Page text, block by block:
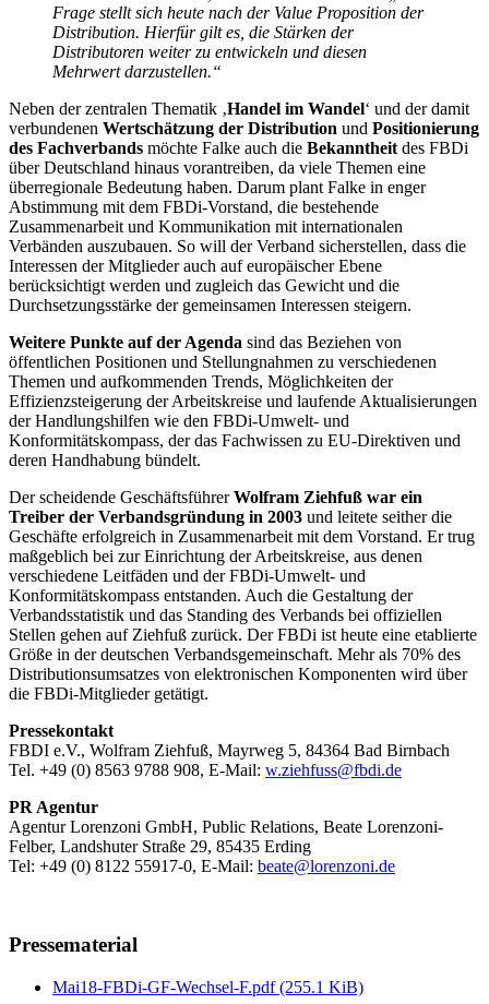
Frage stellt sich heute nach der Value Proposition der
Distribution. Hierfür gilt es, die Stärken der
Distributoren weiter zu entwickeln und diesen
Mehrwert darzustellen.“
Neben der zentralen Thematik ‚Handel im Wandel‘ und der damit
verbundenen Wertschätzung der Distribution und Positionierung
des Fachverbands möchte Falke auch die Bekanntheit des FBDi
über Deutschland hinaus vorantreiben, da viele Themen eine
überregionale Bedeutung haben. Darum plant Falke in enger
Abstimmung mit dem FBDi-Vorstand, die bestehende
Zusammenarbeit und Kommunikation mit internationalen
Verbänden auszubauen. So will der Verband sicherstellen, dass die
Interessen der Mitglieder auch auf europäischer Ebene
berücksichtigt werden und zugleich das Gewicht und die
Durchsetzungsstärke der gemeinsamen Interessen steigern.
Weitere Punkte auf der Agenda sind das Beziehen von
öffentlichen Positionen und Stellungnahmen zu verschiedenen
Themen und aufkommenden Trends, Möglichkeiten der
Effizienzsteigerung der Arbeitskreise und laufende Aktualisierungen
der Handlungshilfen wie den FBDi-Umwelt- und
Konformitätskompass, der das Fachwissen zu EU-Direktiven und
deren Handhabung bündelt.
Der scheidende GeschäftsführerWolfram Ziehfuß war ein
Treiber der Verbandsgründung in 2003 und leitete seither die
Geschäfte erfolgreich in Zusammenarbeit mit dem Vorstand. Er trug
maßgeblich bei zur Einrichtung der Arbeitskreise, aus denen
verschiedene Leitfäden und der FBDi-Umwelt- und
Konformitätskompass entstanden. Auch die Gestaltung der
Verbandsstatistik und das Standing des Verbands bei offiziellen
Stellen gehen auf Ziehfuß zurück. Der FBDi ist heute eine etablierte
Größe in der deutschen Verbandsgemeinschaft. Mehr als 70% des
Distributionsumsatzes von elektronischen Komponenten wird über
die FBDi-Mitglieder getätigt.
Pressekontakt
FBDI e.V., Wolfram Ziehfuß, Mayrweg 5, 84364 Bad Birnbach
Tel. +49 (0) 8563 9788 908, E-Mail: w.ziehfuss@fbdi.de
PR Agentur
Agentur Lorenzoni GmbH, Public Relations, Beate Lorenzoni-
Felber, Landshuter Straße 29, 85435 Erding
Tel: +49 (0) 8122 55917-0, E-Mail: beate@lorenzoni.de
Pressematerial
Mai18-FBDi-GF-Wechsel-F.pdf(255.1 KiB)